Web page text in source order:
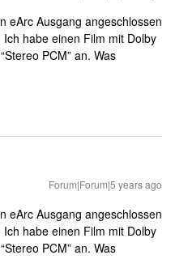
eArc Ausgang angeschlossen
Ich habe einen Film mit Dolby
PCM” an. Was
Forum|Forum|5 years ago
eArc Ausgang angeschlossen
Ich habe einen Film mit Dolby
PCM” an. Was